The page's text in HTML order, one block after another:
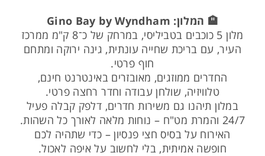
🏨 המלון: Gino Bay by Wyndham
מלון 5 כוכבים בטביליסי, במרחק של כ־8 ק"מ ממרכז
העיר, עם בריכת שחייה עונתית, גינה ירוקה ומתחם
חוף פרטי.
החדרים ממוזגים, מאובזרים באינטרנט חינם,
טלוויזיה, שולחן עבודה וחדר רחצה פרטי.
במלון תיהנו גם משירות חדרים, דלפק קבלה פעיל
24/7 והמרת מט"ח – נוחות מלאה לאורך כל השהות.
האירוח על בסיס חצי פנסיון – כדי שתהיה לכם
חופשה אמיתית, בלי לחשוב על איפה לאכול.